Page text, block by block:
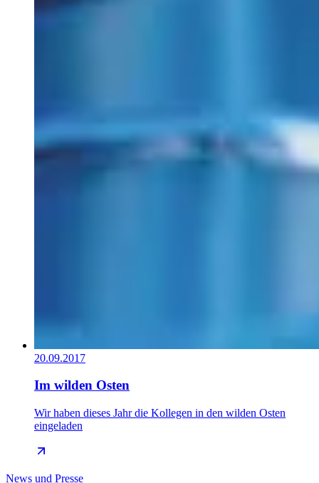
20.09.2017
Im wilden Osten
Wir haben dieses Jahr die Kollegen in den wilden Osten
eingeladen
News und Presse